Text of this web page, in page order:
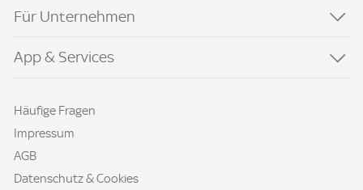
Für Unternehmen
App & Services
Häufige Fragen
Impressum
AGB
Datenschutz & Cookies